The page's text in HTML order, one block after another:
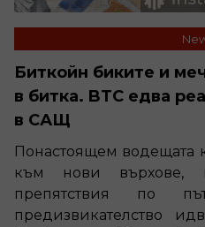
Биткойн биките и
в битка. BTC едва
в САЩ
Понастоящем водещата
към нови
препятствия по
предизвикателство